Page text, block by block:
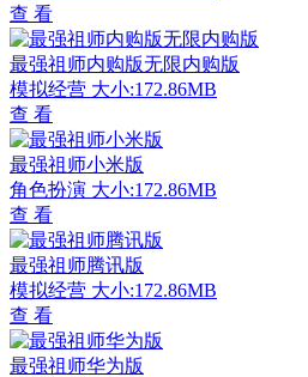
查 看
最强祖师内购版无限内购版
模拟经营 大小:172.86MB
查 看
最强祖师小米版
角色扮演 大小:172.86MB
查 看
最强祖师腾讯版
模拟经营 大小:172.86MB
查 看
最强祖师华为版